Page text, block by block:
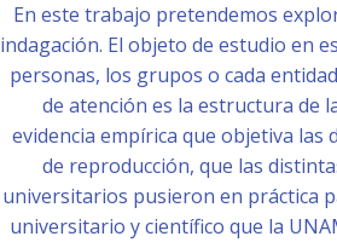
En este trabajo pretendemos
indagación. El objeto de estudio en
personas, los grupos o cada
de atención es la estructura de
evidencia empírica que objetiva las
de reproducción, que las
universitarios pusieron en práctica
universitario y científico que la